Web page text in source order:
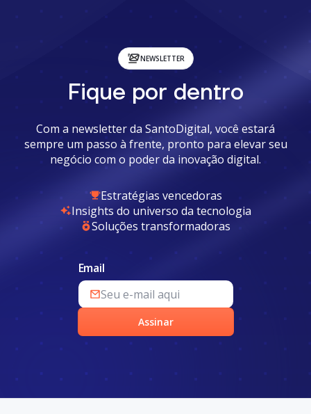
NEWSLETTER
Fique por dentro
Com a newsletter da SantoDigital, você estará
sempre um passo à frente, pronto para elevar seu
negócio com o poder da inovação digital.
Estratégias vencedoras
Insights do universo da tecnologia
Soluções transformadoras
Email
Assinar